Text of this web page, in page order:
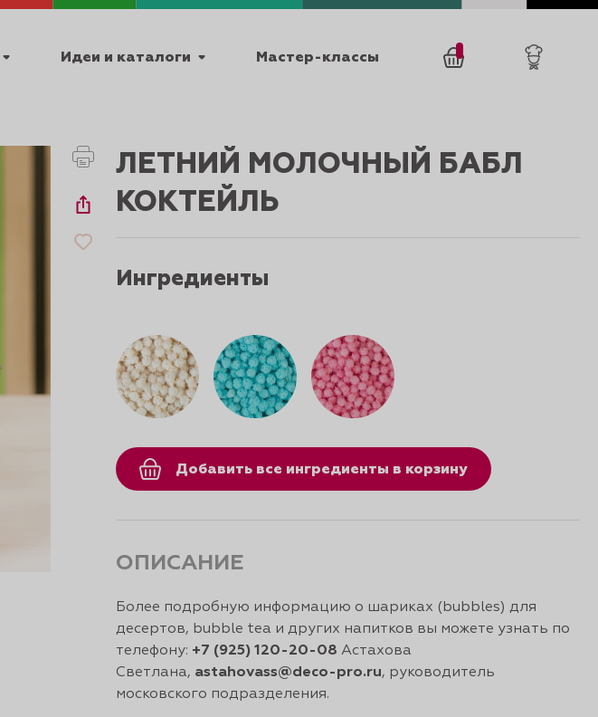
Идеи и каталоги Мастер-классы
ЛЕТНИЙ МОЛОЧНЫЙ БАБЛ
КОКТЕЙЛЬ
Ингредиенты
Добавить все ингредиенты в корзину
ОПИСАНИЕ
Более подробную информацию о шариках (bubbles) для
десертов, bubble tea и других напитков вы можете узнать по
телефону: +7 (925) 120-20-08 Астахова
Светлана, astahovass@deco-pro.ru, руководитель
московского подразделения.